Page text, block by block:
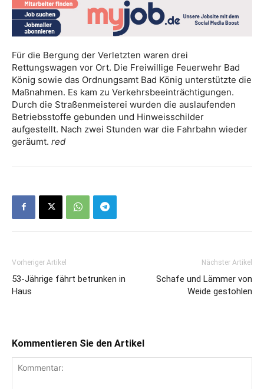
Für die Bergung der Verletzten waren drei
Rettungswagen vor Ort. Die Freiwillige Feuerwehr Bad
König sowie das Ordnungsamt Bad König unterstützte die
Maßnahmen. Es kam zu Verkehrsbeeinträchtigungen.
Durch die Straßenmeisterei wurden die auslaufenden
Betriebsstoffe gebunden und Hinweisschilder
aufgestellt. Nach zwei Stunden war die Fahrbahn wieder
geräumt. red
Vorheriger Artikel
53-Jährige fährt betrunken in
Haus
Nächster Artikel
Schafe und Lämmer von
Weide gestohlen
Kommentieren Sie den Artikel